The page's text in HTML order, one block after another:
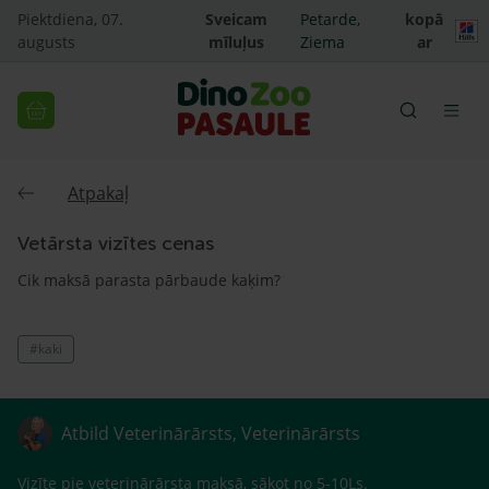
Piektdiena, 07.
augusts
Sveicam
mīluļus
Petarde,
Ziema
kopā
ar
Atpakaļ
Vetārsta vizītes cenas
Cik maksā parasta pārbaude kaķim?
#kaki
Atbild Veterinārārsts, Veterinārārsts
Vizīte pie veterinārārsta maksā, sākot no 5-10Ls.